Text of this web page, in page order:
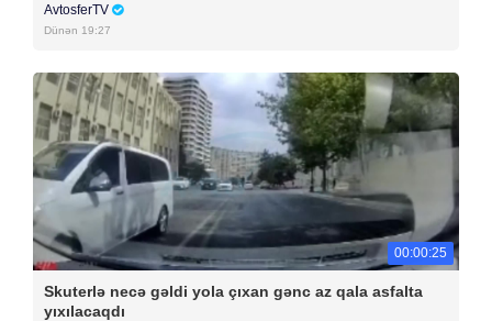
AvtosferTV
Dünən 19:27
00:00:25
Skuterlə necə gəldi yola çıxan gənc az qala asfalta
yıxılacaqdı